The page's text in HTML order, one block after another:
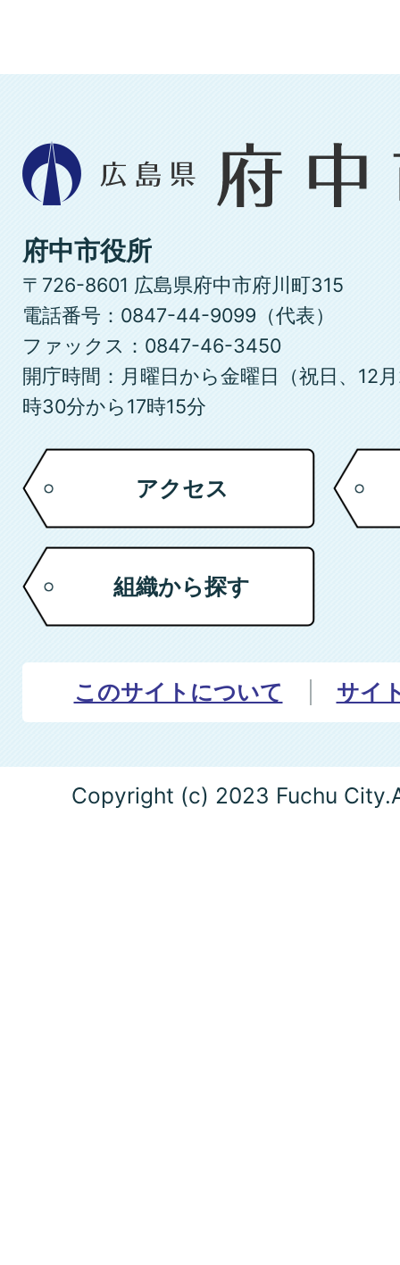
広
島
県
府
中
市
府中市役所
〒726-8601 広島県府中市府川町315
電話番号：0847-44-9099（代表）
ファックス：0847-46-3450
開庁時間：月曜日から金曜日（祝日、12
時30分から17時15分
アクセス
組織から探す
このサイトについて サイ
Copyright (c) 2023 Fuchu